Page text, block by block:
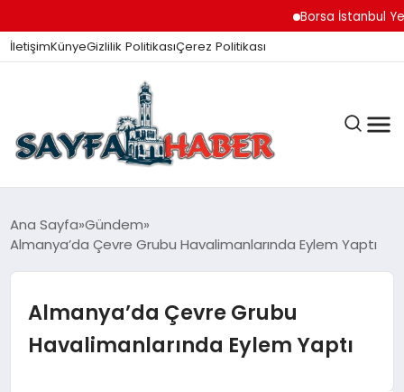
Borsa İstanbul Yeni
İletişimKünyeGizlilik PolitikasıÇerez Politikası
ANA SAYFA
İZMIR HABERLERI
Ana Sayfa Gündem
Almanya’da Çevre Grubu Havalimanlarında Eylem Yaptı
Almanya’da Çevre Grubu
Havalimanlarında Eylem Yaptı